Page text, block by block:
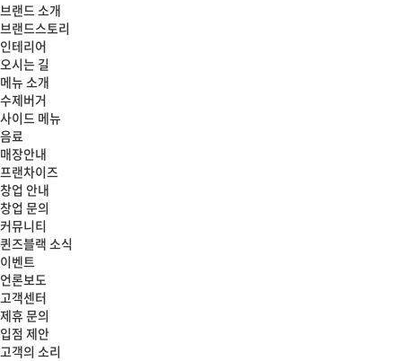
브랜드 소개
브랜드스토리
인테리어
오시는 길
메뉴 소개
수제버거
사이드 메뉴
음료
매장안내
프랜차이즈
창업 안내
창업 문의
커뮤니티
퀸즈블랙 소식
이벤트
언론보도
고객센터
제휴 문의
입점 제안
고객의 소리